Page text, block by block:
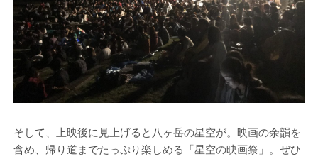
そして、上映後に見上げると八ヶ岳の星空が。映画の余韻を
含め、帰り道までたっぷり楽しめる「星空の映画祭」。ぜひ